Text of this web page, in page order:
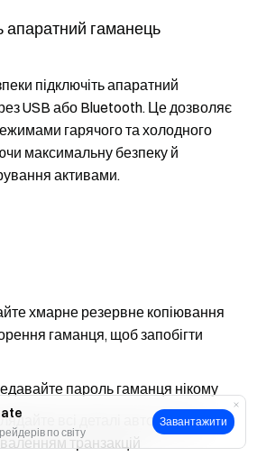
по світу
Завантажити
апаратний гаманець
підключіть апаратний
USB або Bluetooth. Це дозволяє
гарячого та холодного
максимальну безпеку й
активами.
хмарне резервне копіювання
гаманця, щоб запобігти
пароль гаманця нікому
всі деталі авторизації
транзакцій